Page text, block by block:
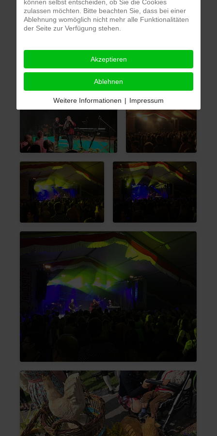
können selbst entscheiden, ob Sie die Cookies
zulassen möchten. Bitte beachten Sie, dass bei einer
Ablehnung womöglich nicht mehr alle Funktionalitäten
der Seite zur Verfügung stehen.
Akzeptieren
Ablehnen
Weitere Informationen | Impressum